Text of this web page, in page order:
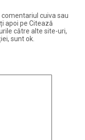
cuiva sau
apoi pe Citează
către alte site-uri,
sunt ok.